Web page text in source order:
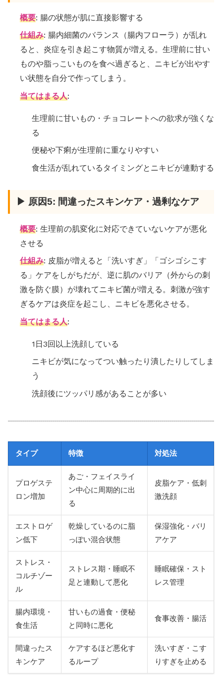
概要: 腸の状態が肌に直接影響する
仕組み: 腸内細菌のバランス（腸内フローラ）が乱れ
ると、炎症を引き起こす物質が増える。生理前に甘い
ものや脂っこいものを食べ過ぎると、ニキビが出やす
い状態を自分で作ってしまう。
当てはまる人:
生理前に甘いもの・チョコレートへの欲求が強くな
る
便秘や下痢が生理前に重なりやすい
食生活が乱れているタイミングとニキビが連動する
▶ 原因5: 間違ったスキンケア・過剰なケア
概要: 生理前の肌変化に対応できていないケアが悪化
させる
仕組み: 皮脂が増えると「洗いすぎ」「ゴシゴシこす
る」ケアをしがちだが、逆に肌のバリア（外からの刺
激を防ぐ膜）が壊れてニキビ菌が増える。刺激が強す
ぎるケアは炎症を起こし、ニキビを悪化させる。
当てはまる人:
1日3回以上洗顔している
ニキビが気になってつい触ったり潰したりしてしま
う
洗顔後にツッパリ感があることが多い
タイプ 特徴 対処法
プロゲステ
ロン増加
あご・フェイスライ
ン中心に周期的に出
る
皮脂ケア・低刺
激洗顔
エストロゲ
ン低下
乾燥しているのに脂
っぽい混合状態
保湿強化・バリ
アケア
ストレス・
コルチゾー
ル
ストレス期・睡眠不
足と連動して悪化
睡眠確保・スト
レス管理
腸内環境・
食生活
甘いもの過食・便秘
と同時に悪化
食事改善・腸活
間違ったス
キンケア
ケアするほど悪化す
るループ
洗いすぎ・こす
りすぎを止める